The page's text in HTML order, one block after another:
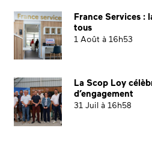
France Services :
tous
1 Août à 16h53
La Scop Loy
d’engagement
31 Juil à 16h58